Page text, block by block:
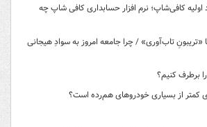
اولیه کافی‌شاپ؛ نرم افزار حسابداری کافی شاپ چه
«تریبونِ تاب‌آوری» / چرا جامعه امروز به سوادِ هیجانی
برطرف کنیم؟
کمتر از بسیاری خودروهای هم‌رده است؟